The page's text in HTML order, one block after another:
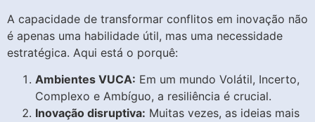
A capacidade de transformar conflitos em inovação não
é apenas uma habilidade útil, mas uma necessidade
estratégica. Aqui está o porquê:
Ambientes VUCA: Em um mundo Volátil, Incerto,
Complexo e Ambíguo, a resiliência é crucial.
Inovação disruptiva: Muitas vezes, as ideias mais